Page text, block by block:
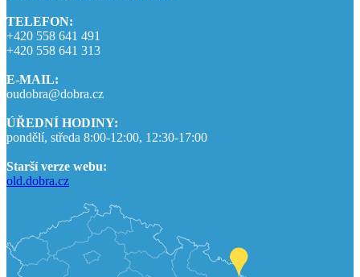
TELEFON:
+420 558 641 491
+420 558 641 313
E-MAIL:
oudobra@dobra.cz
ÚŘEDNÍ HODINY:
pondělí, středa 8:00-12:00, 12:30-17:00
Starší verze webu:
old.dobra.cz